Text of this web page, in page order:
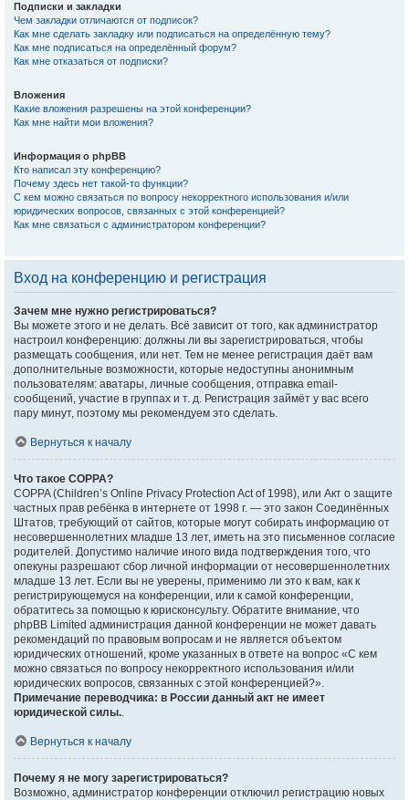
Подписки и закладки
Чем закладки отличаются от подписок?
Как мне сделать закладку или подписаться на определённую тему?
Как мне подписаться на определённый форум?
Как мне отказаться от подписки?
Вложения
Какие вложения разрешены на этой конференции?
Как мне найти мои вложения?
Информация о phpBB
Кто написал эту конференцию?
Почему здесь нет такой-то функции?
С кем можно связаться по вопросу некорректного использования и/или
юридических вопросов, связанных с этой конференцией?
Как мне связаться с администратором конференции?
Вход на конференцию и регистрация
Зачем мне нужно регистрироваться?
Вы можете этого и не делать. Всё зависит от того, как администратор
настроил конференцию: должны ли вы зарегистрироваться, чтобы
размещать сообщения, или нет. Тем не менее регистрация даёт вам
дополнительные возможности, которые недоступны анонимным
пользователям: аватары, личные сообщения, отправка email-
сообщений, участие в группах и т. д. Регистрация займёт у вас всего
пару минут, поэтому мы рекомендуем это сделать.
Вернуться к началу
Что такое COPPA?
COPPA (Children’s Online Privacy Protection Act of 1998), или Акт о защите
частных прав ребёнка в интернете от 1998 г. — это закон Соединённых
Штатов, требующий от сайтов, которые могут собирать информацию от
несовершеннолетних младше 13 лет, иметь на это письменное согласие
родителей. Допустимо наличие иного вида подтверждения того, что
опекуны разрешают сбор личной информации от несовершеннолетних
младше 13 лет. Если вы не уверены, применимо ли это к вам, как к
регистрирующемуся на конференции, или к самой конференции,
обратитесь за помощью к юрисконсульту. Обратите внимание, что
phpBB Limited администрация данной конференции не может давать
рекомендаций по правовым вопросам и не является объектом
юридических отношений, кроме указанных в ответе на вопрос «С кем
можно связаться по вопросу некорректного использования и/или
юридических вопросов, связанных с этой конференцией?».
Примечание переводчика: в России данный акт не имеет
юридической силы..
Вернуться к началу
Почему я не могу зарегистрироваться?
Возможно, администратор конференции отключил регистрацию новых